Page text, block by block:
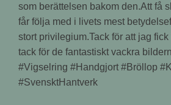
som berättelsen bakom den.Att få
får följa med i livets mest
stort privilegium.Tack för att jag
tack för de fantastiskt vackra
#Vigselring #Handgjort #Bröllop
#SvensktHantverk